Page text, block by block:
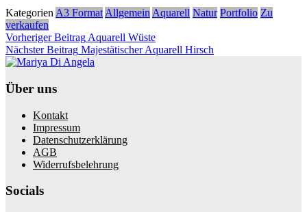
Kategorien A3 Format Allgemein Aquarell Natur Portfolio Zu
verkaufen
Beitragsnavigation
Vorheriger Beitrag Aquarell WüsteVorheriger
Beitrag
Nächster Beitrag Majestätischer Aquarell Hirsch
Über uns
Kontakt
Impressum
Datenschutzerklärung
AGB
Widerrufsbelehrung
Socials